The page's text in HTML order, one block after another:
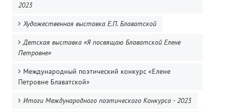
2023
Художественная выставка Е.П. Блаватской
Детская выставка «Я посвящаю Блаватской Елене
Петровне»
Международный поэтический конкурс «Елене
Петровне Блаватской»
Итоги Международного поэтического Конкурса - 2023